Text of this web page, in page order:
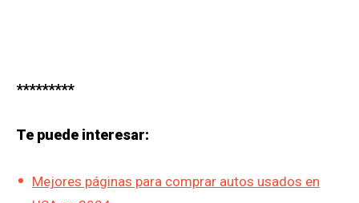
*********
Te puede interesar:
Mejores páginas para comprar autos usados en